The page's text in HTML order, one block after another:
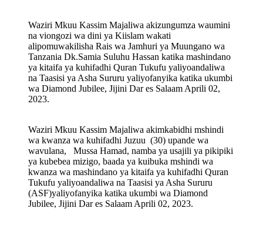
Waziri Mkuu Kassim Majaliwa akizungumza waumini
na viongozi wa dini ya Kiislam wakati
alipomuwakilisha Rais wa Jamhuri ya Muungano wa
Tanzania Dk.Samia Suluhu Hassan katika mashindano
ya kitaifa ya kuhifadhi Quran Tukufu yaliyoandaliwa
na Taasisi ya Asha Sururu yaliyofanyika katika ukumbi
wa Diamond Jubilee, Jijini Dar es Salaam Aprili 02,
2023.
Waziri Mkuu Kassim Majaliwa akimkabidhi mshindi
wa kwanza wa kuhifadhi Juzuu (30) upande wa
wavulana, Mussa Hamad, namba ya usajili ya pikipiki
ya kubebea mizigo, baada ya kuibuka mshindi wa
kwanza wa mashindano ya kitaifa ya kuhifadhi Quran
Tukufu yaliyoandaliwa na Taasisi ya Asha Sururu
(ASF)yaliyofanyika katika ukumbi wa Diamond
Jubilee, Jijini Dar es Salaam Aprili 02, 2023.